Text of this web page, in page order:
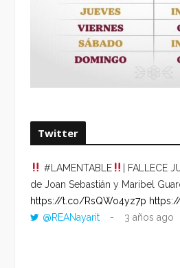
Twitter
#LAMENTABLE
| FALLECE
de Joan Sebastián y Maribel
https://t.co/RsQWo4yz7p
@REANayarit
3 años ago